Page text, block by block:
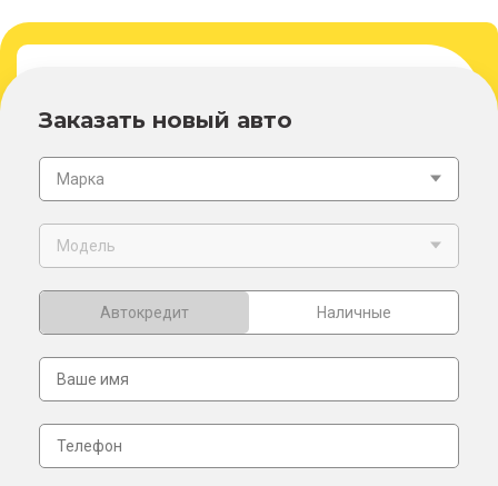
Заказать новый авто
Марка
Модель
Автокредит Наличные